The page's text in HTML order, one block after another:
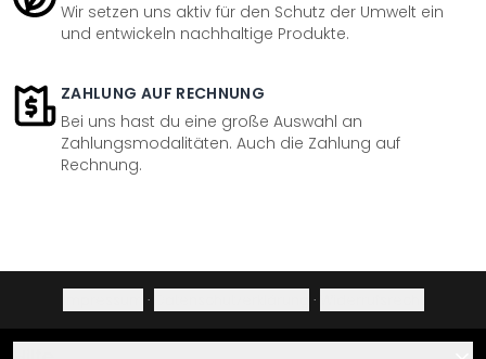
Wir setzen uns aktiv für den Schutz der Umwelt ein
und entwickeln nachhaltige Produkte.
ZAHLUNG AUF RECHNUNG
Bei uns hast du eine große Auswahl an
Zahlungsmodalitäten. Auch die Zahlung auf
Rechnung.
· ·